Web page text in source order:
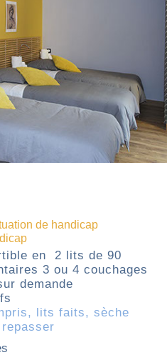
de 15H30 //
11H00
de handicap
en 2 lits de 90
3 ou 4 couchages
demande
lits faits, sèche